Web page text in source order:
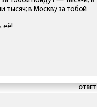
тысяч; в Москву за тобой
её!